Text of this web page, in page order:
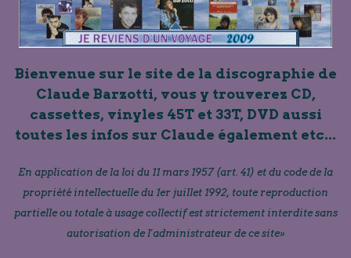
Bienvenue sur le site de la discographie de
Claude Barzotti, vous y trouverez CD,
cassettes, vinyles 45T et 33T, DVD aussi
toutes les infos sur Claude également etc...
En application de la loi du 11 mars 1957 (art. 41) et du code de la
propriété intellectuelle du 1er juillet 1992, toute reproduction
partielle ou totale à usage collectif est strictement interdite sans
autorisation de l'administrateur de ce site»